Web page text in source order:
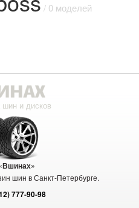
/ 0 моделей
и дисков
шин в Санкт-Петербурге.
777-90-98